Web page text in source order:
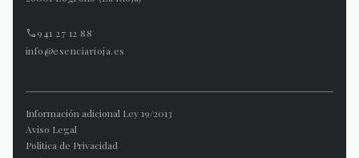
941 27 12 88
info@esenciarioja.es
Información adicional Ley 19/2013
Aviso Legal
Política de Privacidad